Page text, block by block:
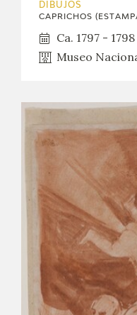
DIBUJOS
CAPRICHOS
Ca. 1797 - 1798
Museo